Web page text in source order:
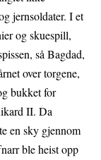
jernsoldater. I et
og skuespill,
så Bagdad,
over torgene,
bukket for
II. Da
en sky gjennom
ble heist opp